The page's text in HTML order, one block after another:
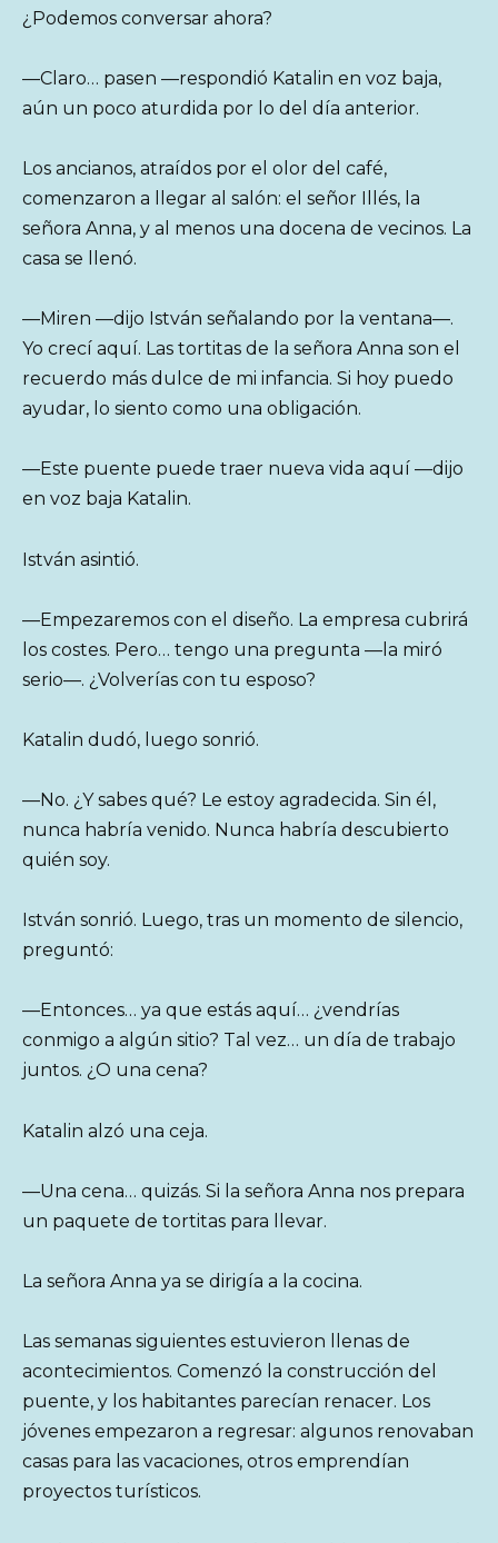
¿Podemos conversar ahora?
—Claro… pasen —respondió Katalin en voz baja,
aún un poco aturdida por lo del día anterior.
Los ancianos, atraídos por el olor del café,
comenzaron a llegar al salón: el señor Illés, la
señora Anna, y al menos una docena de vecinos. La
casa se llenó.
—Miren —dijo István señalando por la ventana—.
Yo crecí aquí. Las tortitas de la señora Anna son el
recuerdo más dulce de mi infancia. Si hoy puedo
ayudar, lo siento como una obligación.
—Este puente puede traer nueva vida aquí —dijo
en voz baja Katalin.
István asintió.
—Empezaremos con el diseño. La empresa cubrirá
los costes. Pero… tengo una pregunta —la miró
serio—. ¿Volverías con tu esposo?
Katalin dudó, luego sonrió.
—No. ¿Y sabes qué? Le estoy agradecida. Sin él,
nunca habría venido. Nunca habría descubierto
quién soy.
István sonrió. Luego, tras un momento de silencio,
preguntó:
—Entonces… ya que estás aquí… ¿vendrías
conmigo a algún sitio? Tal vez… un día de trabajo
juntos. ¿O una cena?
Katalin alzó una ceja.
—Una cena… quizás. Si la señora Anna nos prepara
un paquete de tortitas para llevar.
La señora Anna ya se dirigía a la cocina.
Las semanas siguientes estuvieron llenas de
acontecimientos. Comenzó la construcción del
puente, y los habitantes parecían renacer. Los
jóvenes empezaron a regresar: algunos renovaban
casas para las vacaciones, otros emprendían
proyectos turísticos.